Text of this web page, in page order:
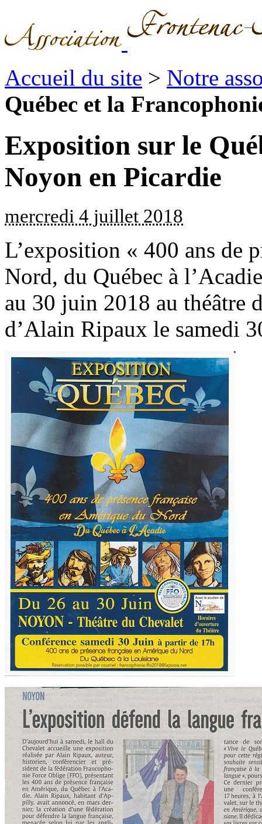
Accueil du site > Notre
Québec et la
Exposition sur le
Noyon en Picardie
mercredi 4 juillet 2018
L’exposition « 400 ans de
Nord, du Québec à
au 30 juin 2018 au théâtre
d’Alain Ripaux le samedi